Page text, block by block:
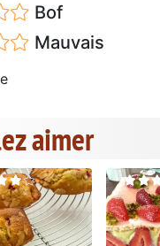
Bof
Mauvais
aimer